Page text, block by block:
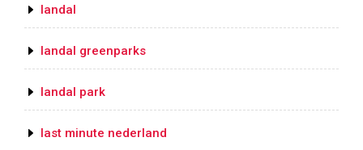
landal
landal greenparks
landal park
last minute nederland